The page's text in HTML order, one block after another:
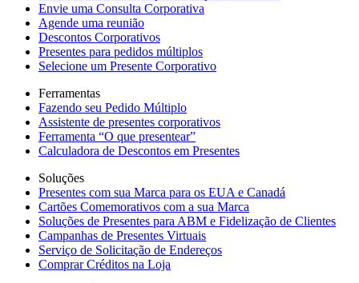
Envie uma Consulta Corporativa
Agende uma reunião
Descontos Corporativos
Presentes para pedidos múltiplos
Selecione um Presente Corporativo
Ferramentas
Fazendo seu Pedido Múltiplo
Assistente de presentes corporativos
Ferramenta “O que presentear”
Calculadora de Descontos em Presentes
Soluções
Presentes com sua Marca para os EUA e Canadá
Cartões Comemorativos com a sua Marca
Soluções de Presentes para ABM e Fidelização de Clientes
Campanhas de Presentes Virtuais
Serviço de Solicitação de Endereços
Comprar Créditos na Loja